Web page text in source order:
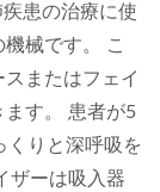
患の治療に使
械です。 こ
またはフェイ
ます。 患者が5
くりと深呼吸を
ザーは吸入器